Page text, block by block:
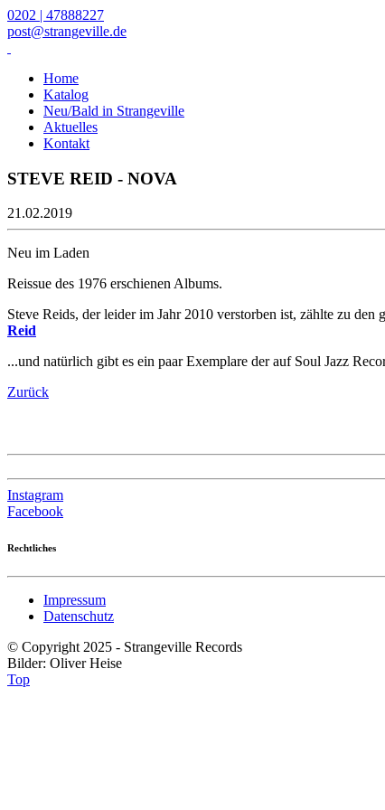
0202 | 47888227
post@strangeville.de
Home
Katalog
Neu/Bald in Strangeville
Aktuelles
Kontakt
STEVE REID - NOVA
21.02.2019
Neu im Laden
Reissue des 1976 erschienen Albums.
Steve Reids, der leider im Jahr 2010 verstorben ist, zählte zu
Reid
...und natürlich gibt es ein paar Exemplare der auf Soul Jazz
Zurück
Instagram
Facebook
Rechtliches
Impressum
Datenschutz
© Copyright 2025 - Strangeville Records
Bilder: Oliver Heise
Top